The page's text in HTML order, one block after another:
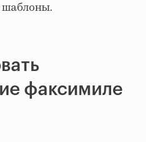
шаблоны.
факсимиле